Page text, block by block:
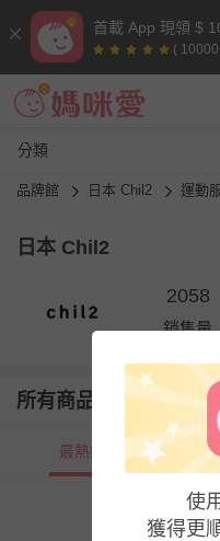
首載 App 現領 $
(
分類
品牌館 日本 Chil2 運動
日本 Chil2
2058
銷售量
所有商品
最熱銷
使
獲得更